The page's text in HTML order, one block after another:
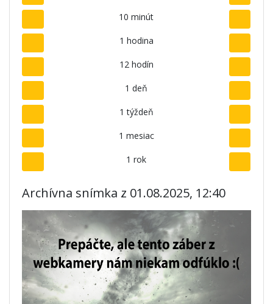
10 minút
1 hodina
12 hodín
1 deň
1 týždeň
1 mesiac
1 rok
Archívna snímka z 01.08.2025, 12:40